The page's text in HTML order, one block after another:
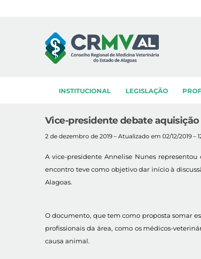
INSTITUCIONAL LEGISLAÇÃO
Vice-presidente debate
2 de dezembro de 2019 – Atualizado em 02/12/2019 –
A vice-presidente Annelise Nunes
encontro teve como objetivo dar início à
Alagoas.
O documento, que tem como proposta somar
profissionais da área, como os médicos-
causa animal.